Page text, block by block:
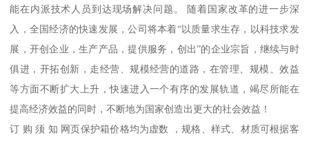
能在内派技术人员到达现场解决问题。 随着国家改革的进一步深
入，全国经济的快速发展，公司将本着“以质量求生存，以科技求发
展，开创企业，生产产品，提供服务，创出”的企业宗旨，继续与时
俱进，开拓创新，走经营、规模经营的道路，在管理、规模、效益
等方面不断扩大上升，快速进入一个有序的发展轨道，竭尽所能在
提高经济效益的同时，不断地为国家创造出更大的社会效益！
订 购 须 知 网页保护箱价格均为虚数 ，规格、样式、材质可根据客